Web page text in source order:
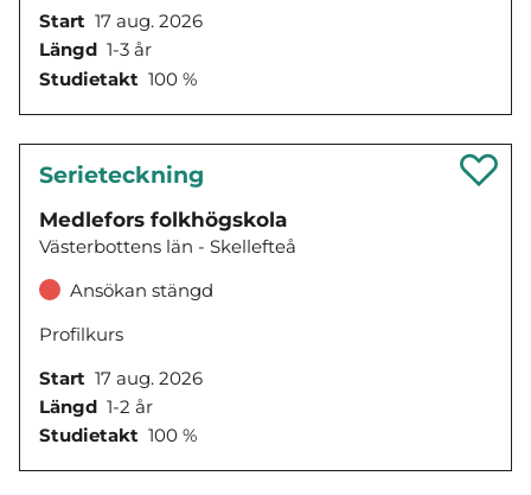
Start 17 aug. 2026
Längd 1-3 år
Studietakt 100 %
Serieteckning
Medlefors folkhögskola
Västerbottens län - Skellefteå
Ansökan stängd
Profilkurs
Start 17 aug. 2026
Längd 1-2 år
Studietakt 100 %